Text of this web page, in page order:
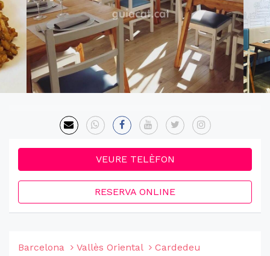
VEURE TELÈFON
RESERVA ONLINE
Barcelona Vallès Oriental Cardedeu